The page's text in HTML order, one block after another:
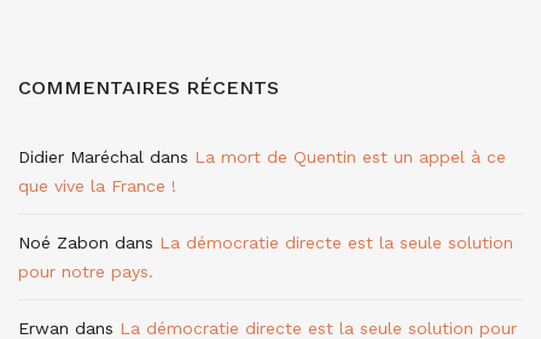
COMMENTAIRES RÉCENTS
Didier Maréchal dans La mort de Quentin est un appel à ce
que vive la France !
Noé Zabon dans La démocratie directe est la seule solution
pour notre pays.
Erwan dans La démocratie directe est la seule solution pour